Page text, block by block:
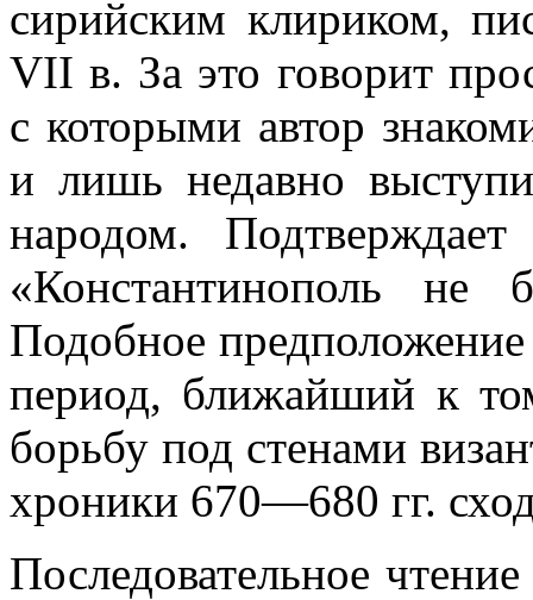
сирийским клириком,
VII в. За это говорит
с которыми автор
и лишь недавно
народом.
«Константинополь не
Подобное
период, ближайший к
борьбу под стенами
хроники 670—680 гг.
Последовательное